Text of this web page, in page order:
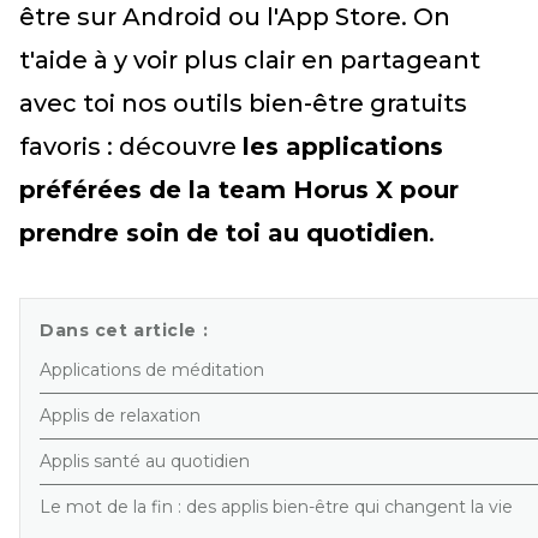
être sur Android ou l'App Store. On
t'aide à y voir plus clair en partageant
avec toi nos outils bien-être gratuits
favoris : découvre les applications
préférées de la team Horus X pour
prendre soin de toi au quotidien.
Dans cet article :
Applications de méditation
Applis de relaxation
Applis santé au quotidien
Le mot de la fin : des applis bien-être qui changent la vie